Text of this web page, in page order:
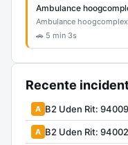
Ambulance
Ambulance
🚗 5 min 3s
Recente
A B2 Uden Rit: 94009
A B2 Uden Rit: 94002